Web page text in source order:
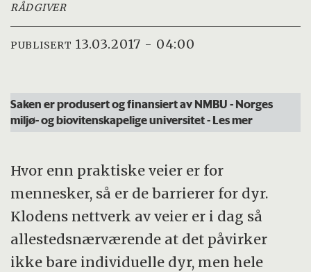
RÅDGIVER
PUBLISERT 13.03.2017 - 04:00
Saken er produsert og finansiert av NMBU - Norges
miljø- og biovitenskapelige universitet- Les mer
Hvor enn praktiske veier er for
mennesker, så er de barrierer for dyr.
Klodens nettverk av veier er i dag så
allestedsnærværende at det påvirker
ikke bare individuelle dyr, men hele